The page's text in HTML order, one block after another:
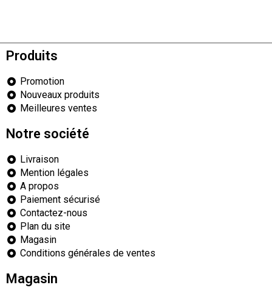
Produits
Promotion
Nouveaux produits
Meilleures ventes
Notre société
Livraison
Mention légales
A propos
Paiement sécurisé
Contactez-nous
Plan du site
Magasin
Conditions générales de ventes
Magasin